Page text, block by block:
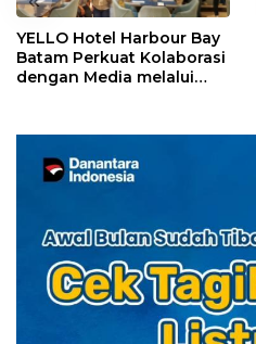
YELLO Hotel Harbour Bay
Batam Perkuat Kolaborasi
dengan Media melalui